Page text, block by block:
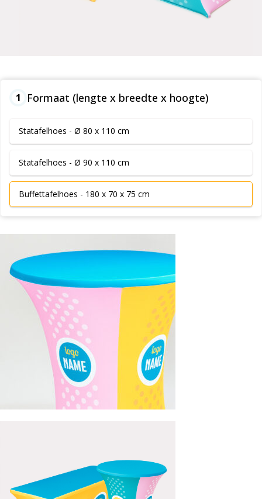
1 Formaat (lengte x breedte x hoogte)
Statafelhoes - Ø 80 x 110 cm
Statafelhoes - Ø 90 x 110 cm
Buffettafelhoes - 180 x 70 x 75 cm